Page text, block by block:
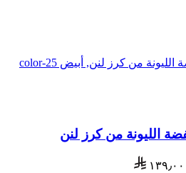
الليونة من كرز لنن
١٣٩٫٠٠